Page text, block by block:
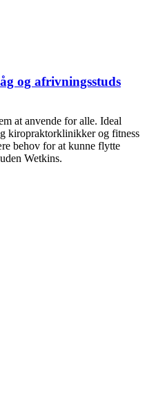
og afrivningsstuds
at anvende for alle. Ideal
kiropraktorklinikker og fitness
behov for at kunne flytte
Wetkins.